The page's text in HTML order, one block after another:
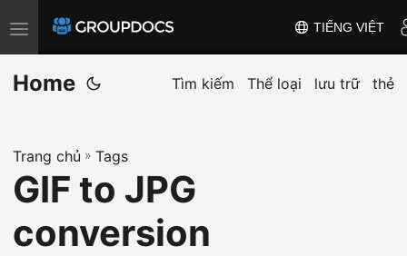
T
o
g
e
n
a
v
TIẾNG VIỆT
Home Tìm kiếm Thể loại lưu trữ thẻ
Trang chủ » Tags
GIF to JPG
conversion